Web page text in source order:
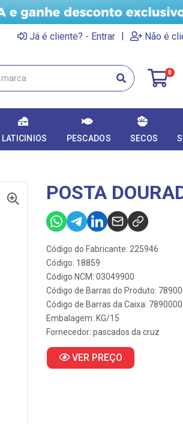
Já é cliente? - Entrar | Não é
0
LATICINIOS PESCADOS SECOS
POSTA
Código do Fabricante: 225946
Código: 18859
Código NCM: 03049900
Código de Barras do Produto:
Código de Barras da Caixa:
Embalagem: KG/15
Fornecedor: pascados da cruz
VER PREÇO